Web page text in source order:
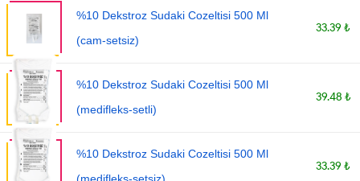
%10 Dekstroz Sudaki Cozeltisi 500 Ml
(cam-setsiz)
33.39 ₺
%10 Dekstroz Sudaki Cozeltisi 500 Ml
(medifleks-setli)
39.48 ₺
%10 Dekstroz Sudaki Cozeltisi 500 Ml
33.39 ₺